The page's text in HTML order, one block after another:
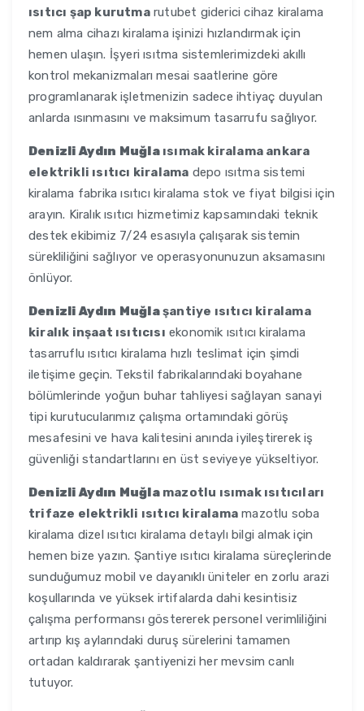
ısıtıcı şap kurutmarutubet giderici cihaz kiralama
nem alma cihazı kiralama işinizi hızlandırmak için
hemen ulaşın. İşyeri ısıtma sistemlerimizdeki akıllı
kontrol mekanizmaları mesai saatlerine göre
programlanarak işletmenizin sadece ihtiyaç duyulan
anlarda ısınmasını ve maksimum tasarrufu sağlıyor.
Denizli Aydın Muğlaısımak kiralama ankara
elektrikli ısıtıcı kiralama depo ısıtma sistemi
kiralama fabrika ısıtıcı kiralama stok ve fiyat bilgisi için
arayın. Kiralık ısıtıcı hizmetimiz kapsamındaki teknik
destek ekibimiz 7/24 esasıyla çalışarak sistemin
sürekliliğini sağlıyor ve operasyonunuzun aksamasını
önlüyor.
Denizli Aydın Muğlaşantiye ısıtıcı kiralama
kiralık inşaat ısıtıcısı ekonomik ısıtıcı kiralama
tasarruflu ısıtıcı kiralama hızlı teslimat için şimdi
iletişime geçin. Tekstil fabrikalarındaki boyahane
bölümlerinde yoğun buhar tahliyesi sağlayan sanayi
tipi kurutucularımız çalışma ortamındaki görüş
mesafesini ve hava kalitesini anında iyileştirerek iş
güvenliği standartlarını en üst seviyeye yükseltiyor.
Denizli Aydın Muğlamazotlu ısımak ısıtıcıları
trifaze elektrikli ısıtıcı kiralama mazotlu soba
kiralama dizel ısıtıcı kiralama detaylı bilgi almak için
hemen bize yazın. Şantiye ısıtıcı kiralama süreçlerinde
sunduğumuz mobil ve dayanıklı üniteler en zorlu arazi
koşullarında ve yüksek irtifalarda dahi kesintisiz
çalışma performansı göstererek personel verimliliğini
artırıp kış aylarındaki duruş sürelerini tamamen
ortadan kaldırarak şantiyenizi her mevsim canlı
tutuyor.